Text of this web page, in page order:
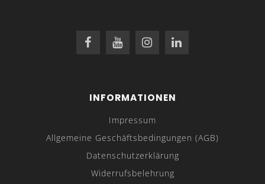
INFORMATIONEN
Impressum
Allgemeine Geschäftsbedingungen (AGB)
Datenschutzerklärung
Widerrufsbelehrung